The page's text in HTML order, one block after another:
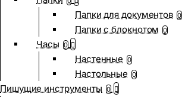
Папки для документов 0
Папки с блокнотом 0
Часы 0
Настенные 0
Настольные 0
Пишущие инструменты 0